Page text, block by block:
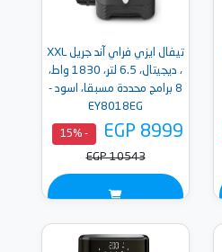
تيفال ايزي فراي آند جريل XXL
، ديجيتال، 6.5 لتر، 1830 واط،
8 برامج محددة مسبقا، اسود -
EY8018EG
EGP 8999
- 15%
EGP 10543